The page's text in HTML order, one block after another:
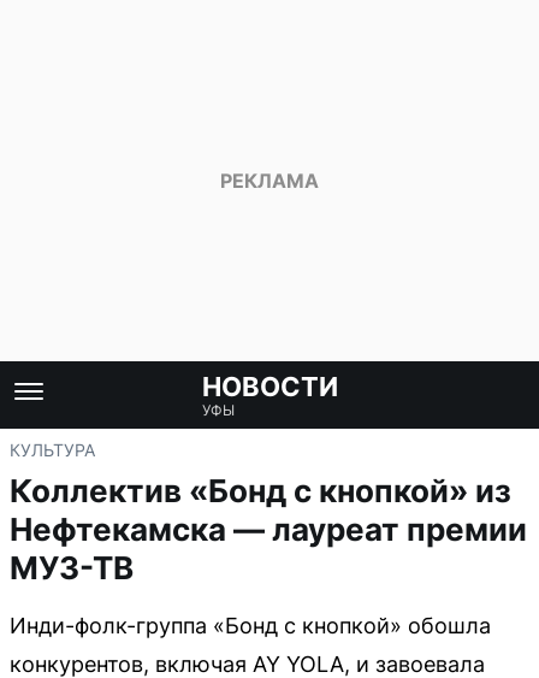
НОВОСТИ
УФЫ
КУЛЬТУРА
Коллектив «Бонд с кнопкой» из
Нефтекамска — лауреат премии
МУЗ-ТВ
Инди-фолк-группа «Бонд с кнопкой» обошла
конкурентов, включая AY YOLA, и завоевала